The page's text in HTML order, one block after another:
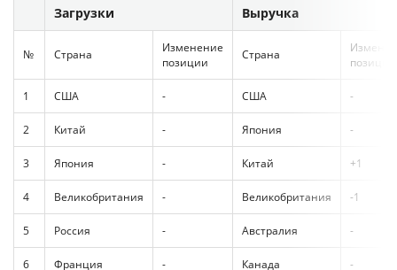
Загрузки Выручка
№ Страна
Изменение
позиции
Страна
позиции
1 США - США -
2 Китай - Япония -
3 Япония - Китай +1
4 Великобритания - Великобритания -1
5 Россия - Австралия -
6 Франция - Канада -